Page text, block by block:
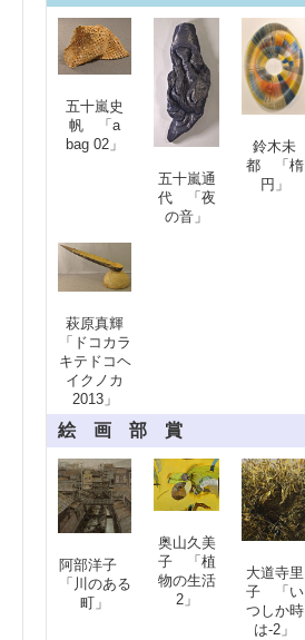
五十嵐史
帆 「a
bag 02」
五十嵐通
代 「夜
の音」
鈴木未
都 「楕
円」
萩原真輝
「ドコカラ
キテドコヘ
イクノカ
2013」
絵 画 部 賞
阿部洋子
「川のある
町」
奥山久美
子 「植
物の生活
2」
大道寺里
子 「い
つしか時
は-2」